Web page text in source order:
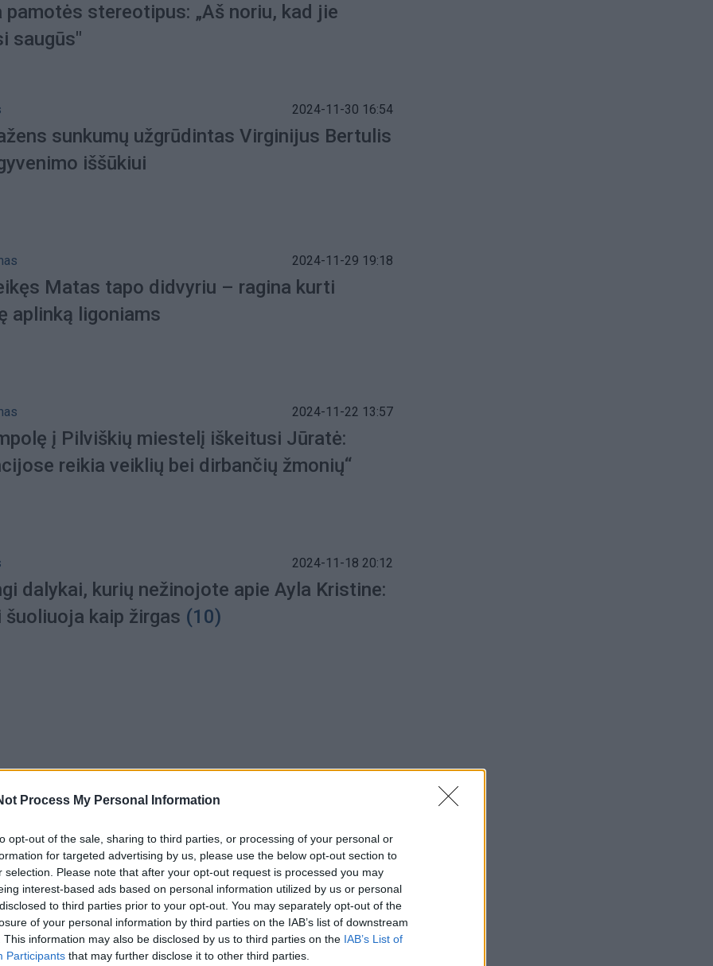
Process My Personal Information
opt-out of the sale, sharing to third parties, or processing of your personal or
for targeted advertising by us, please use the below opt-out section to
selection. Please note that after your opt-out request is processed you may
interest-based ads based on personal information utilized by us or personal
to third parties prior to your opt-out. You may separately opt-out of the
of your personal information by third parties on the IAB’s list of downstream
This information may also be disclosed by us to third parties on the IAB’s List of
Participants that may further disclose it to other third parties.
pamotės stereotipus: „Aš noriu, kad jie
saugūs"
2024-11-30 16:54
sunkumų užgrūdintas Virginijus Bertulis
iššūkiui
2024-11-29 19:18
Matas tapo didvyriu – ragina kurti
aplinką ligoniams
2024-11-22 13:57
į Pilviškių miestelį iškeitusi Jūratė:
reikia veiklių bei dirbančių žmonių“
2024-11-18 20:12
dalykai, kurių nežinojote apie Ayla Kristine:
šuoliuoja kaip žirgas (10)